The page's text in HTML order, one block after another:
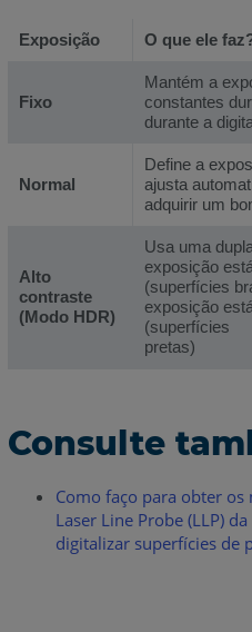
Exposição O que ele
Fixo
Mantém a
constantes
durante a
Normal
Define a
ajusta
adquirir um
Alto
contraste
(Modo HDR)
Usa uma
exposição
(superfícies
exposição
(superfícies
pretas)
Consulte
Como faço para obter
Laser Line Probe (LLP)
digitalizar superfícies de